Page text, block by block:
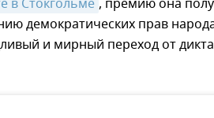
в Стокгольме , премию она
демократических прав
и мирный переход от